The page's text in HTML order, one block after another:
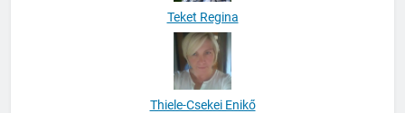
Thiele-Csekei Enikő